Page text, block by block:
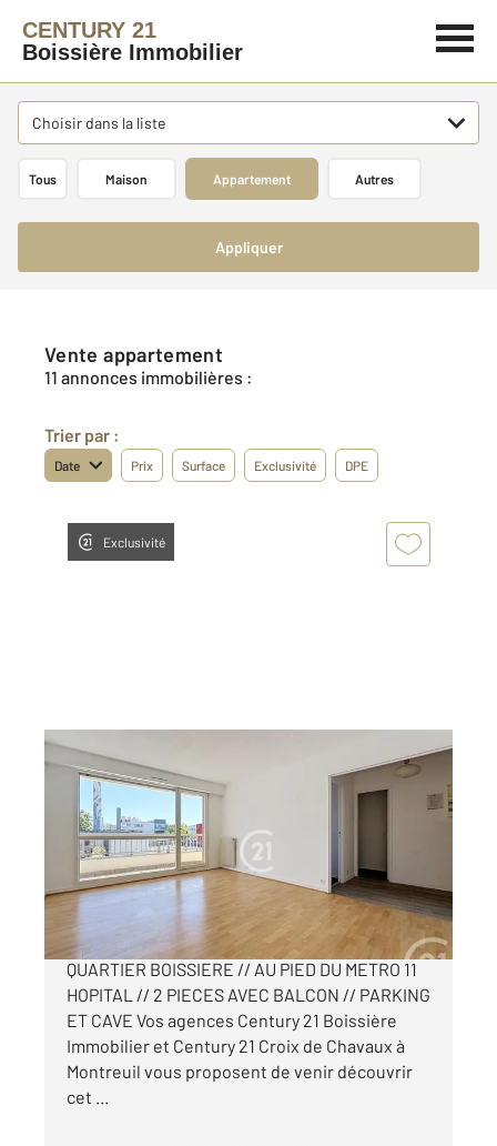
CENTURY 21
Boissière Immobilier
Choisir dans la liste
Tous Maison Appartement Autres
Appliquer
Vente appartement
11 annonces immobilières :
Trier par :
Date Prix Surface Exclusivité DPE
Exclusivité
MONTREUIL 93
43,20 m2, 2 pièces
Ref : 14462
Appartement F2 à vendre
200 000 €
NOISY LE SEC - LIMITE MONTREUIL //
QUARTIER BOISSIERE // AU PIED DU METRO 11
HOPITAL // 2 PIECES AVEC BALCON // PARKING
ET CAVE Vos agences Century 21 Boissière
Immobilier et Century 21 Croix de Chavaux à
Montreuil vous proposent de venir découvrir
cet ...